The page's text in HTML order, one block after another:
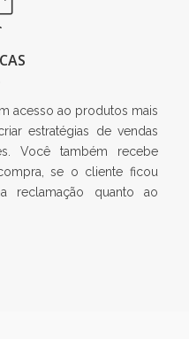
acesso ao produtos mais
estratégias de vendas
Você também recebe
se o cliente ficou
reclamação quanto ao